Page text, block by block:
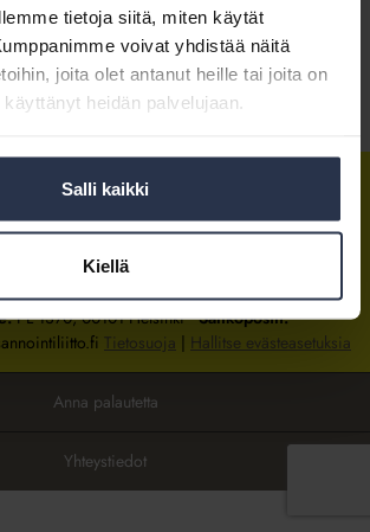
tietoja siitä, miten käytät
voivat yhdistää näitä
joita olet antanut heille tai joita on
heidän palvelujaan.
Salli kaikki
Kiellä
Kirjaudu sisään
Tietoa jäsenyydestä
IsännöintiliittoIsännöintiliittoIsännöintiliitto
sijaitsee Hakaniemessä Helsingissä.
PL 1370, 00101 HelsinkiSähköpostit:
Tietosuoja | Hallitse evästeasetuksia
Anna palautetta
Yhteystiedot